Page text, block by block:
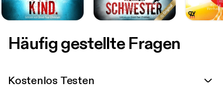
Häufig gestellte Fragen
Kostenlos Testen